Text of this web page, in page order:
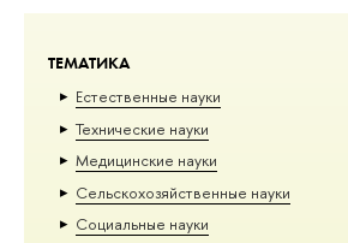
ТЕМАТИКА
Естественные науки
Тех­ничес­кие науки
Медицинские науки
Сельскохозяйственные науки
Социальные науки